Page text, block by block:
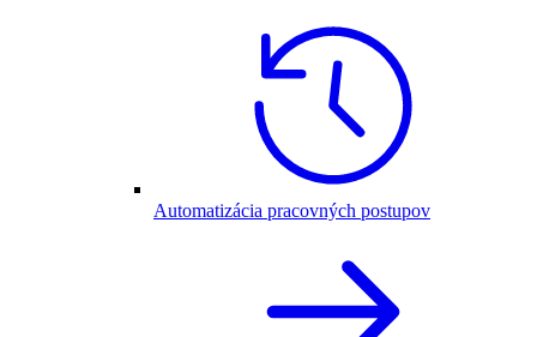
Automatizácia pracovných postupov